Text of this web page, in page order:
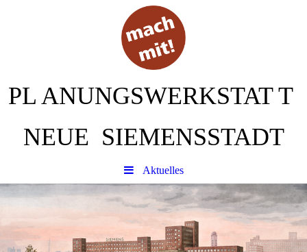
PL ANUNGSWERKSTAT T
NEUE SIEMENSSTADT
Aktuelles